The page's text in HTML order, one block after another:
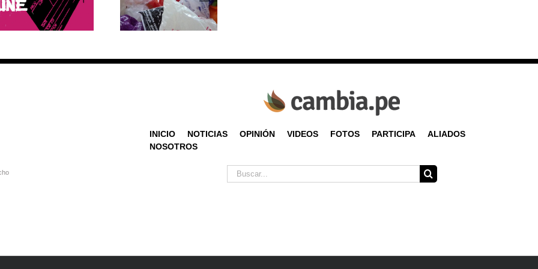
saber sobre su
producción y
consumo
sobre el cuidado del
planeta y el cambio
climático
INICIO NOTICIAS OPINIÓN VIDEOS FOTOS PARTICIPA
ALIADOS
NOSOTROS
Buscar: